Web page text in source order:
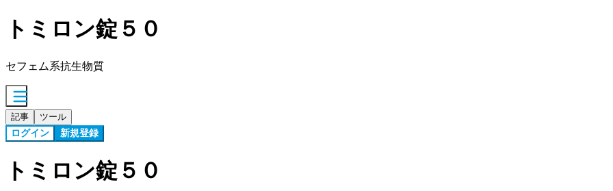
トミロン錠５０
セフェム系抗生物質
記事 ツール
ログイン 新規登録
トミロン錠５０